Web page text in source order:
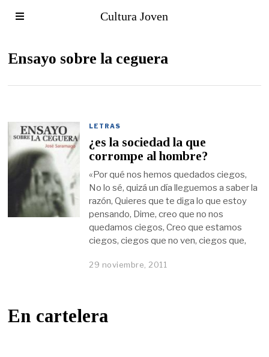
Cultura Joven
Ensayo sobre la ceguera
LETRAS
¿es la sociedad la que
corrompe al hombre?
«Por qué nos hemos quedados ciegos,
No lo sé, quizá un día lleguemos a saber la
razón, Quieres que te diga lo que estoy
pensando, Dime, creo que no nos
quedamos ciegos, Creo que estamos
ciegos, ciegos que no ven, ciegos que,
29 noviembre, 2011
En cartelera